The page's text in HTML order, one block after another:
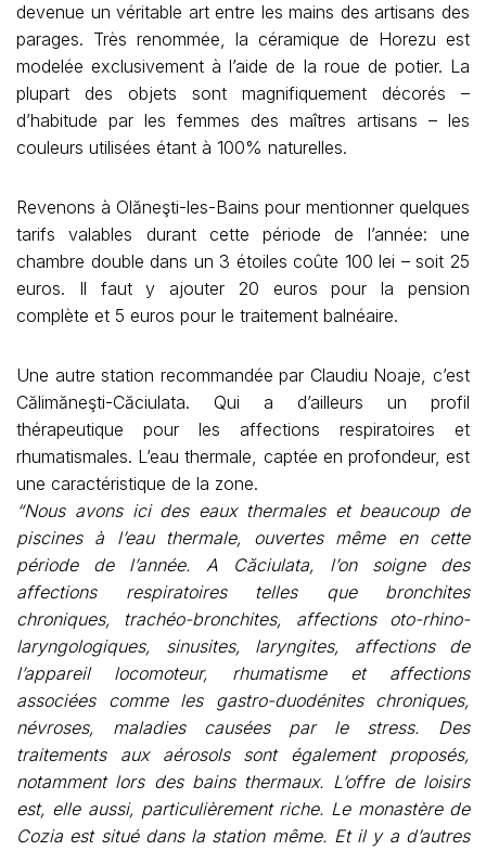
devenue un véritable art entre les mains des artisans des
parages. Très renommée, la céramique de Horezu est
modelée exclusivement à l’aide de la roue de potier. La
plupart des objets sont magnifiquement décorés –
d’habitude par les femmes des maîtres artisans – les
couleurs utilisées étant à 100% naturelles.
Revenons à Olăneşti-les-Bains pour mentionner quelques
tarifs valables durant cette période de l’année: une
chambre double dans un 3 étoiles coûte 100 lei – soit 25
euros. Il faut y ajouter 20 euros pour la pension
complète et 5 euros pour le traitement balnéaire.
Une autre station recommandée par Claudiu Noaje, c’est
Călimăneşti-Căciulata. Qui a d’ailleurs un profil
thérapeutique pour les affections respiratoires et
rhumatismales. L’eau thermale, captée en profondeur, est
une caractéristique de la zone.
“Nous avons ici des eaux thermales et beaucoup de
piscines à l’eau thermale, ouvertes même en cette
période de l’année. A Căciulata, l’on soigne des
affections respiratoires telles que bronchites
chroniques, trachéo-bronchites, affections oto-rhino-
laryngologiques, sinusites, laryngites, affections de
l’appareil locomoteur, rhumatisme et affections
associées comme les gastro-duodénites chroniques,
névroses, maladies causées par le stress. Des
traitements aux aérosols sont également proposés,
notamment lors des bains thermaux. L’offre de loisirs
est, elle aussi, particulièrement riche. Le monastère de
Cozia est situé dans la station même. Et il y a d’autres